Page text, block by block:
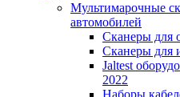
Мультимарочные
автомобилей
Сканеры для
Сканеры для
Jaltest
2022